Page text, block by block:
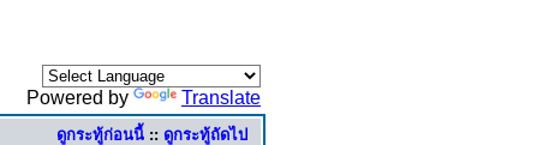
Powered by Translate
ดูกระทู้ก่อนนี้ :: ดูกระทู้ถัดไป